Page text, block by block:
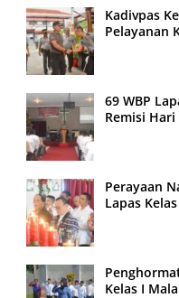
Kadivpas
Pelayanan
69 WBP
Remisi
Perayaan
Lapas
Kelas I